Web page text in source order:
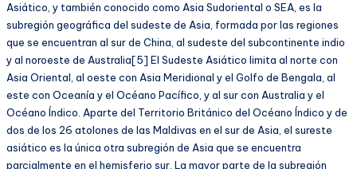
Asiático, y también conocido como Asia Sudoriental o SEA, es la
subregión geográfica del sudeste de Asia, formada por las regiones
que se encuentran al sur de China, al sudeste del subcontinente indio
y al noroeste de Australia[5] El Sudeste Asiático limita al norte con
Asia Oriental, al oeste con Asia Meridional y el Golfo de Bengala, al
este con Oceanía y el Océano Pacífico, y al sur con Australia y el
Océano Índico. Aparte del Territorio Británico del Océano Índico y de
dos de los 26 atolones de las Maldivas en el sur de Asia, el sureste
asiático es la única otra subregión de Asia que se encuentra
parcialmente en el hemisferio sur. La mayor parte de la subregión